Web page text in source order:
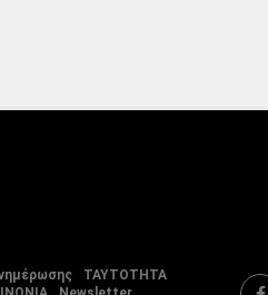
ΤΑΥΤΟΤΗΤΑ